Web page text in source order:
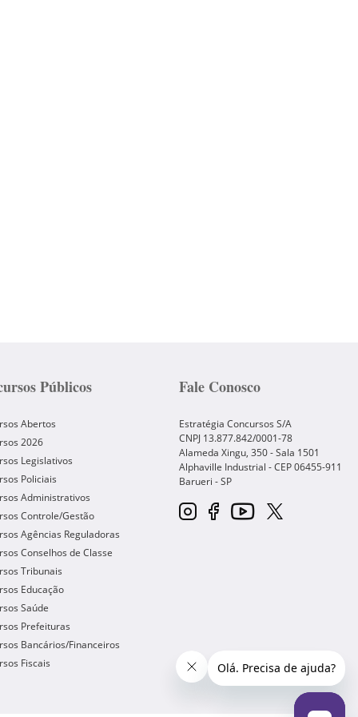
Públicos
Abertos
2026
Legislativos
Policiais
Administrativos
Controle/Gestão
Agências Reguladoras
Conselhos de Classe
Tribunais
Educação
Saúde
Prefeituras
Bancários/Financeiros
Fiscais
Fale Conosco
Estratégia Concursos S/A
CNPJ 13.877.842/0001-78
Alameda Xingu, 350 - Sala 1501
Alphaville Industrial - CEP06455-911
Barueri -SP